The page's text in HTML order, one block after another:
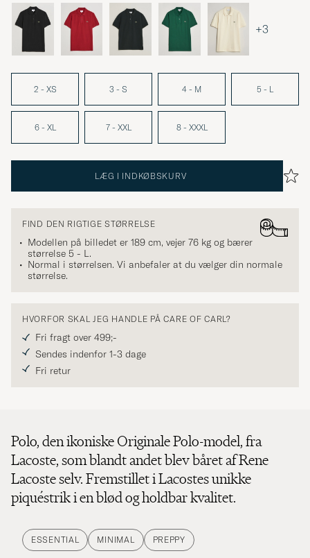
+3
2 - XS 3 - S 4 - M 5 - L
6 - XL 7 - XXL 8 - XXXL
LÆG I INDKØBSKURV
FIND DEN RIGTIGE STØRRELSE
Modellen på billedet er 189 cm, vejer 76 kg og bærer
størrelse 5 - L.
Normal i størrelsen. Vi anbefaler at du vælger din normale
størrelse.
HVORFOR SKAL JEG HANDLE PÅ CARE OF CARL?
Fri fragt over 499;-
Sendes indenfor 1-3 dage
Fri retur
Polo, den ikoniske Originale Polo-model, fra
Lacoste, som blandt andet blev båret af Rene
Lacoste selv. Fremstillet i Lacostes unikke
piquéstrik i en blød og holdbar kvalitet.
ESSENTIAL MINIMAL PREPPY